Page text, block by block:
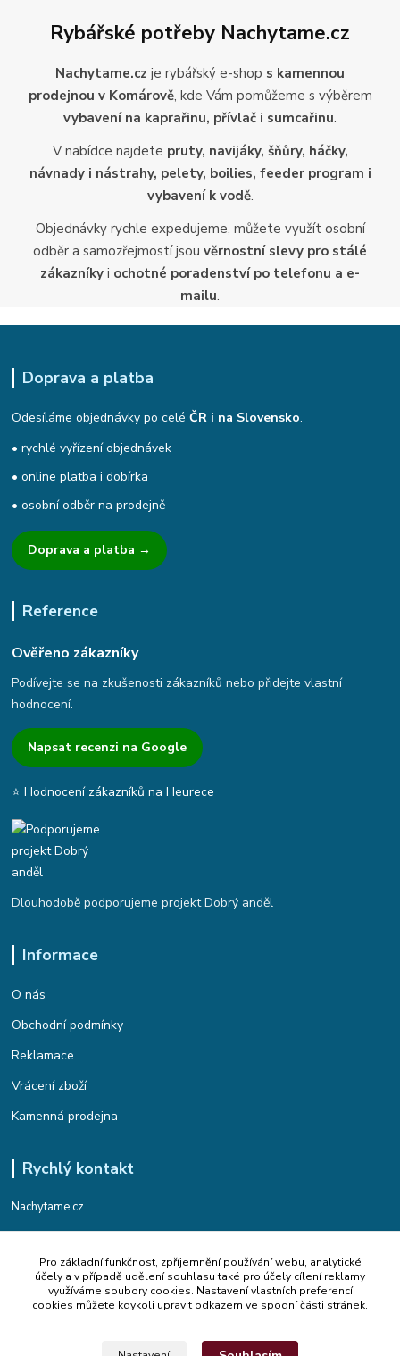
Rybářské potřeby Nachytame.cz
Nachytame.cz je rybářský e-shop s kamennou
prodejnou v Komárově, kde Vám pomůžeme s výběrem
vybavení na kaprařinu, přívlač i sumcařinu.
V nabídce najdete pruty, navijáky, šňůry, háčky,
návnady i nástrahy, pelety, boilies, feeder program i
vybavení k vodě.
Objednávky rychle expedujeme, můžete využít osobní
odběr a samozřejmostí jsou věrnostní slevy pro stálé
zákazníky i ochotné poradenství po telefonu a e-
mailu.
Doprava a platba
Odesíláme objednávky po celéČR i na Slovensko.
• rychlé vyřízení objednávek
• online platba i dobírka
• osobní odběr na prodejně
Doprava a platba →
Reference
Ověřeno zákazníky
Podívejte se na zkušenosti zákazníků nebo přidejte vlastní
hodnocení.
Napsat recenzi na Google
⭐ Hodnocení zákazníků na Heurece
Dlouhodobě podporujeme projekt Dobrý anděl
Informace
O nás
Obchodní podmínky
Reklamace
Vrácení zboží
Kamenná prodejna
Rychlý kontakt
Nachytame.cz
Telefon : +420 774 912 435
(Po-Pá, 9:00-17:00 hod.)
Email : info@nachytame.cz
Pro základní funkčnost, zpříjemnění používání webu, analytické
účely a v případě udělení souhlasu také pro účely cílení reklamy
využíváme soubory cookies. Nastavení vlastních preferencí
cookies můžete kdykoli upravit odkazem ve spodní části stránek.